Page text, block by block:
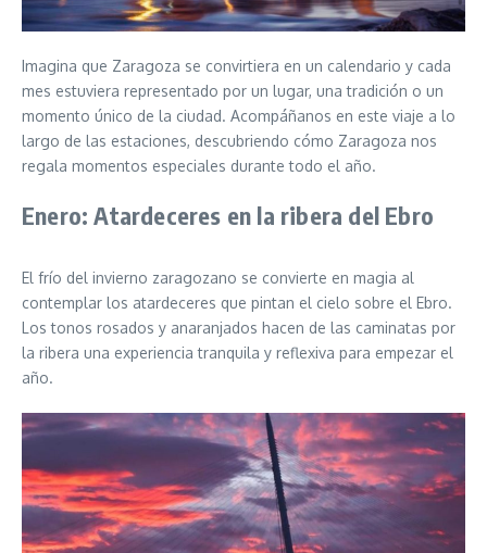
Imagina que Zaragoza se convirtiera en un calendario y cada
mes estuviera representado por un lugar, una tradición o un
momento único de la ciudad. Acompáñanos en este viaje a lo
largo de las estaciones, descubriendo cómo Zaragoza nos
regala momentos especiales durante todo el año.
Enero: Atardeceres en la ribera del Ebro
El frío del invierno zaragozano se convierte en magia al
contemplar los atardeceres que pintan el cielo sobre el Ebro.
Los tonos rosados y anaranjados hacen de las caminatas por
la ribera una experiencia tranquila y reflexiva para empezar el
año.